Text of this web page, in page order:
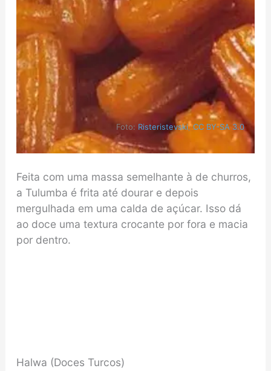
Foto: Risteristevski,CC BY-SA 3.0
Feita com uma massa semelhante à de churros,
a Tulumba é frita até dourar e depois
mergulhada em uma calda de açúcar. Isso dá
ao doce uma textura crocante por fora e macia
por dentro.
Halwa (Doces Turcos)